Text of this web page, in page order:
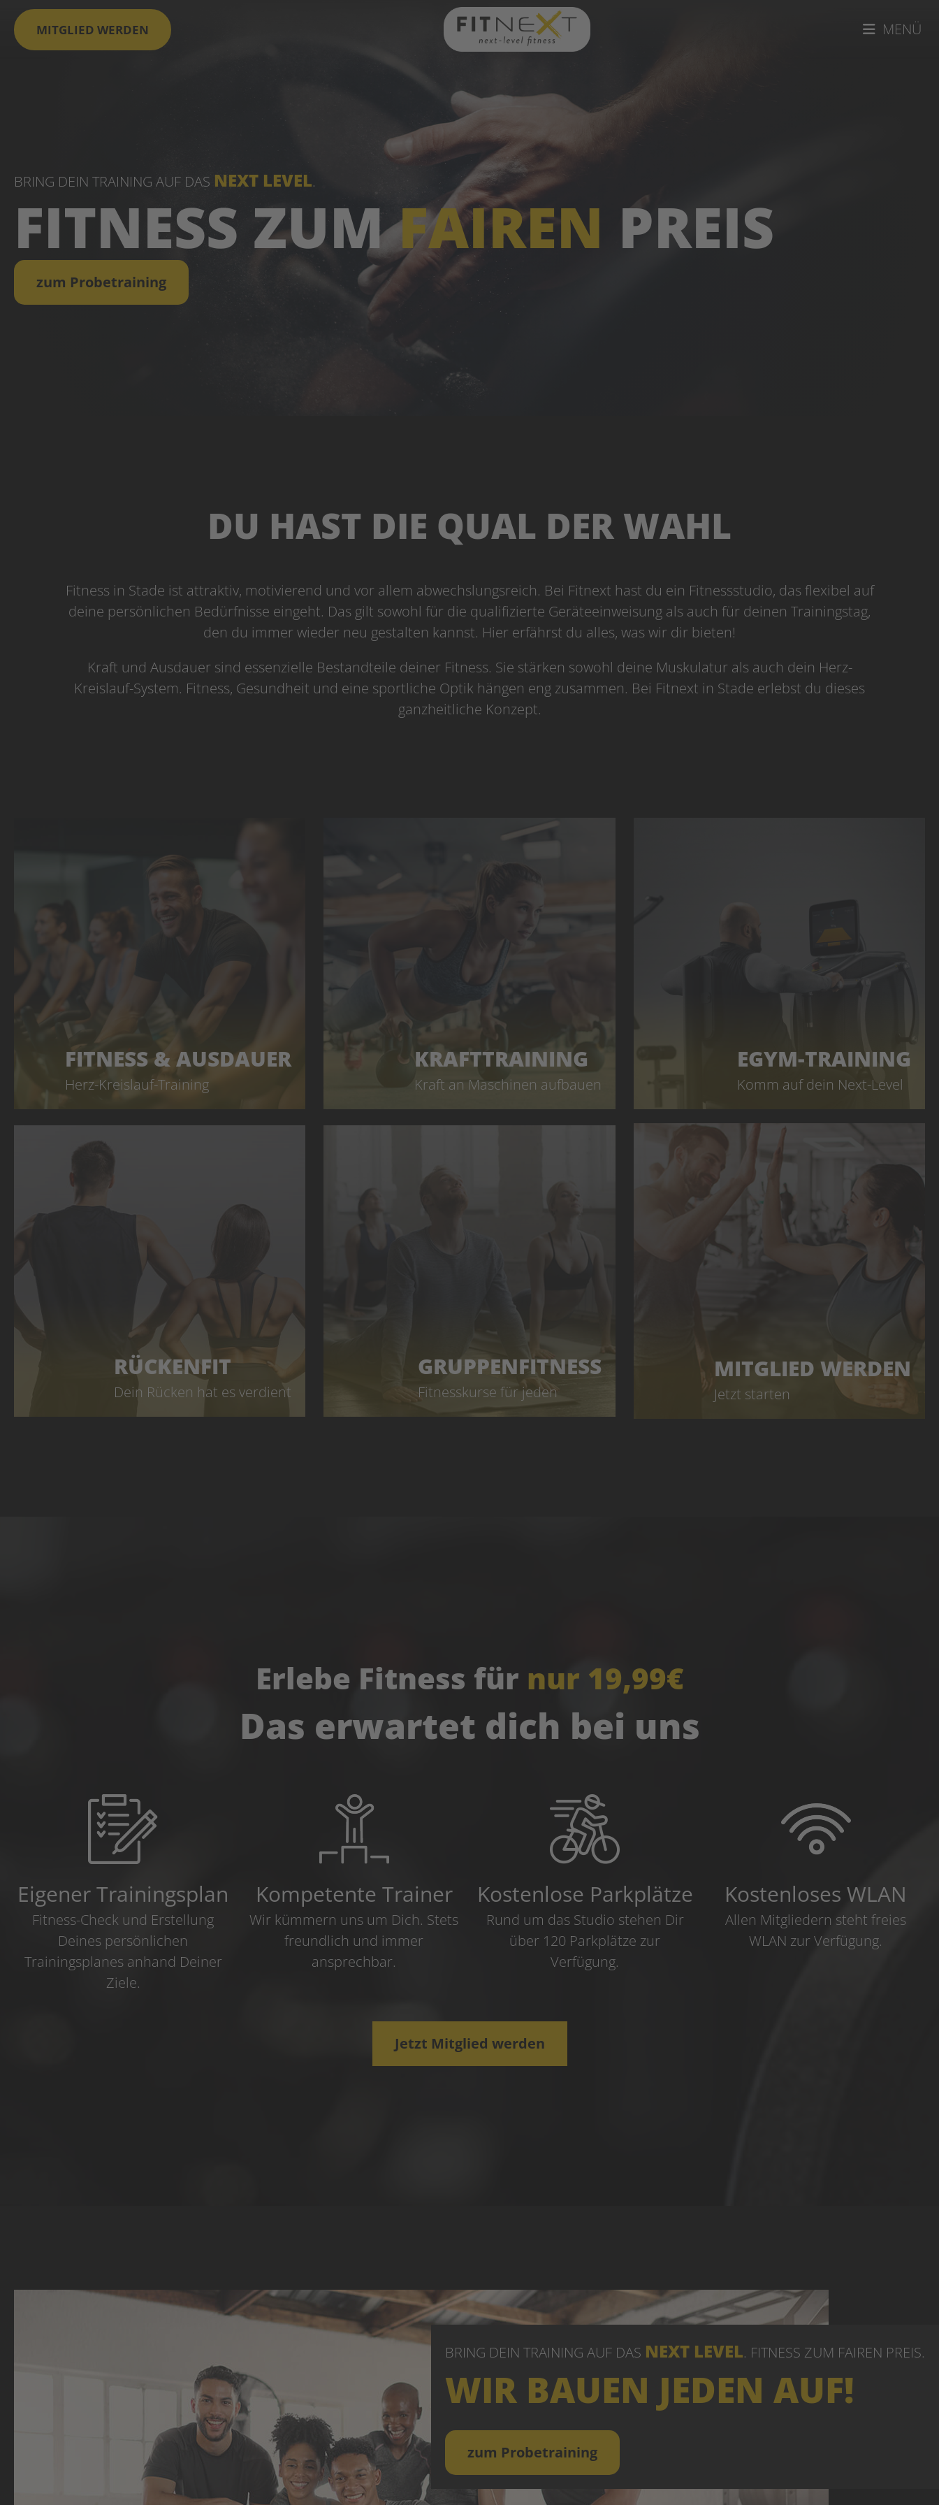
MITGLIED WERDEN MENÜ
BRING DEIN TRAINING AUF DAS NEXT LEVEL.
FITNESS ZUMFAIREN PREIS
zum Probetraining
DU HAST DIE QUAL DER WAHL
Fitness in Stade ist attraktiv, motivierend und vor allem abwechslungsreich. Bei Fitnext hast du ein Fitnessstudio, das flexibel auf
deine persönlichen Bedürfnisse eingeht. Das gilt sowohl für die qualifizierte Geräteeinweisung als auch für deinen Trainingstag,
den du immer wieder neu gestalten kannst. Hier erfährst du alles, was wir dir bieten!
Kraft und Ausdauer sind essenzielle Bestandteile deiner Fitness. Sie stärken sowohl deine Muskulatur als auch dein Herz-
Kreislauf-System. Fitness, Gesundheit und eine sportliche Optik hängen eng zusammen. Bei Fitnext in Stade erlebst du dieses
ganzheitliche Konzept.
FITNESS & AUSDAUER
Herz-Kreislauf-Training
KRAFTTRAINING
Kraft an Maschinen aufbauen
EGYM-TRAINING
Komm auf dein Next-Level
RÜCKENFIT
Dein Rücken hat es verdient
GRUPPENFITNESS
Fitnesskurse für jeden
MITGLIED WERDEN
Jetzt starten
Erlebe Fitness für nur 19,99€
Das erwartet dich bei uns
Eigener Trainingsplan
Fitness-Check und Erstellung
Deines persönlichen
Trainingsplanes anhand Deiner
Ziele.
Kompetente Trainer
Wir kümmern uns um Dich. Stets
freundlich und immer
ansprechbar.
Kostenlose Parkplätze
Rund um das Studio stehen Dir
über 120 Parkplätze zur
Verfügung.
Kostenloses WLAN
Allen Mitgliedern steht freies
WLAN zur Verfügung.
Jetzt Mitglied werden
BRING DEIN TRAINING AUF DAS NEXT LEVEL. FITNESS ZUM FAIREN PREIS.
WIR BAUEN JEDEN AUF!
zum Probetraining